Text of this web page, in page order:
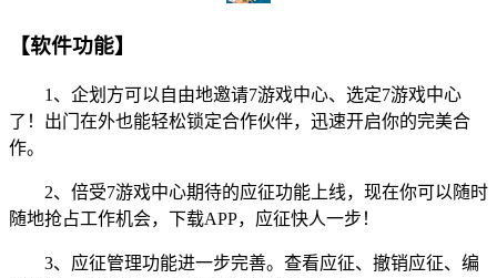
【软件功能】
1、企划方可以自由地邀请7游戏中心、选定7游戏中心
了！出门在外也能轻松锁定合作伙伴，迅速开启你的完美合
作。
2、倍受7游戏中心期待的应征功能上线，现在你可以随时
随地抢占工作机会，下载APP，应征快人一步！
3、应征管理功能进一步完善。查看应征、撤销应征、编